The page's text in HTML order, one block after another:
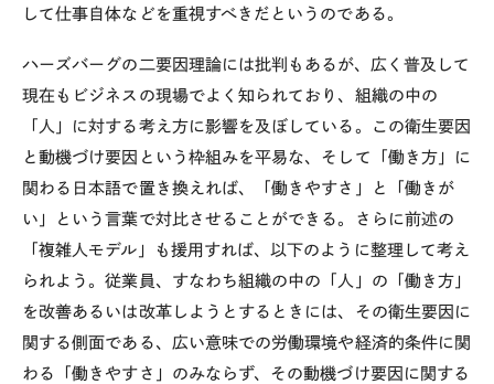
して仕事自体などを重視すべきだというのである。
ハーズバーグの二要因理論には批判もあるが、広く普及して
現在もビジネスの現場でよく知られており、組織の中の
「人」に対する考え方に影響を及ぼしている。この衛生要因
と動機づけ要因という枠組みを平易な、そして「働き方」に
関わる日本語で置き換えれば、「働きやすさ」と「働きが
い」という言葉で対比させることができる。さらに前述の
「複雑人モデル」も援用すれば、以下のように整理して考え
られよう。従業員、すなわち組織の中の「人」の「働き方」
を改善あるいは改革しようとするときには、その衛生要因に
関する側面である、広い意味での労働環境や経済的条件に関
わる「働きやすさ」のみならず、その動機づけ要因に関する